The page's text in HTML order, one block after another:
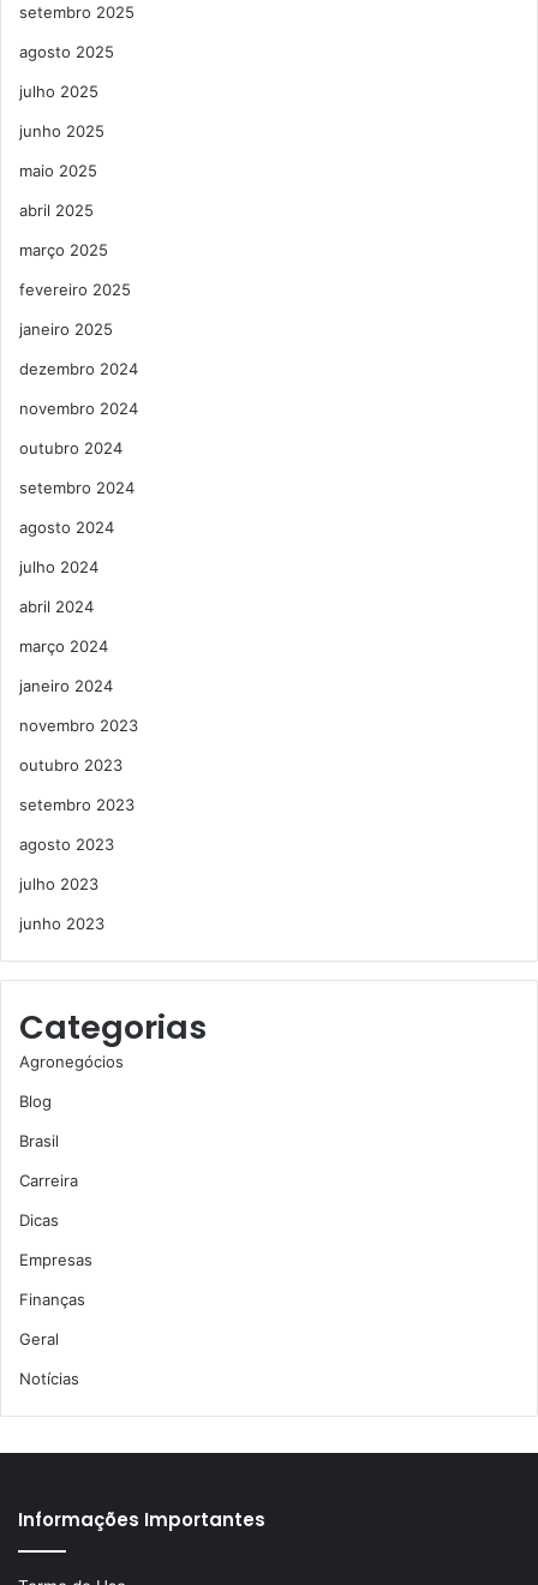
setembro 2025
agosto 2025
julho 2025
junho 2025
maio 2025
abril 2025
março 2025
fevereiro 2025
janeiro 2025
dezembro 2024
novembro 2024
outubro 2024
setembro 2024
agosto 2024
julho 2024
abril 2024
março 2024
janeiro 2024
novembro 2023
outubro 2023
setembro 2023
agosto 2023
julho 2023
junho 2023
Categorias
Agronegócios
Blog
Brasil
Carreira
Dicas
Empresas
Finanças
Geral
Notícias
Informações Importantes